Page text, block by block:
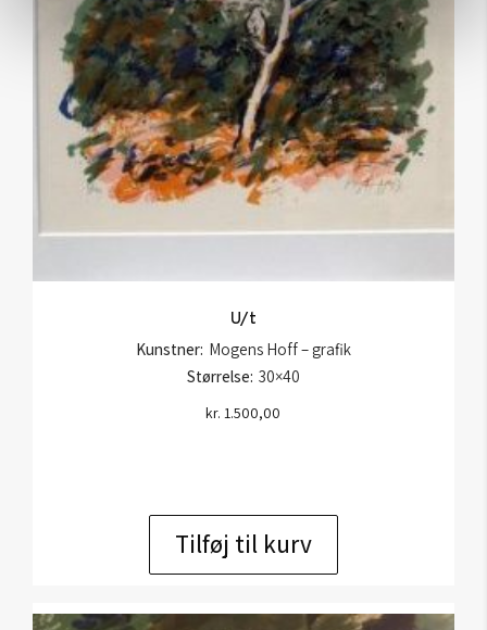
U/t
Kunstner: Mogens Hoff – grafik
Størrelse: 30×40
kr. 1.500,00
Tilføj til kurv